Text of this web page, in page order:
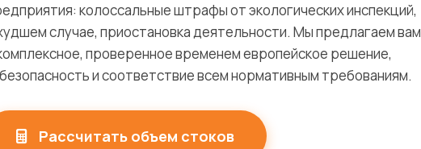
колоссальные штрафы от экологических инспекций,
случае, приостановка деятельности. Мы предлагаем вам
проверенное временем европейское решение,
и соответствие всем нормативным требованиям.
Рассчитать объем стоков